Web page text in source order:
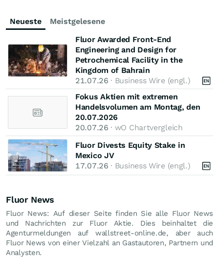
Neueste
Meistgelesene
Fluor Awarded Front-End
Engineering and Design for
Petrochemical Facility in the
Kingdom of Bahrain
21.07.26 · Business Wire (engl.)
Fokus Aktien mit extremen
Handelsvolumen am Montag, den
20.07.2026
20.07.26 · wO Chartvergleich
Fluor Divests Equity Stake in
Mexico JV
17.07.26 · Business Wire (engl.)
Fluor News
Fluor News: Auf dieser Seite finden Sie alle Fluor News
und Nachrichten zur Fluor Aktie. Dies beinhaltet die
Agenturmeldungen auf wallstreet-online.de, aber auch
Fluor News von einer Vielzahl an Gastautoren, Partnern und
Analysten.